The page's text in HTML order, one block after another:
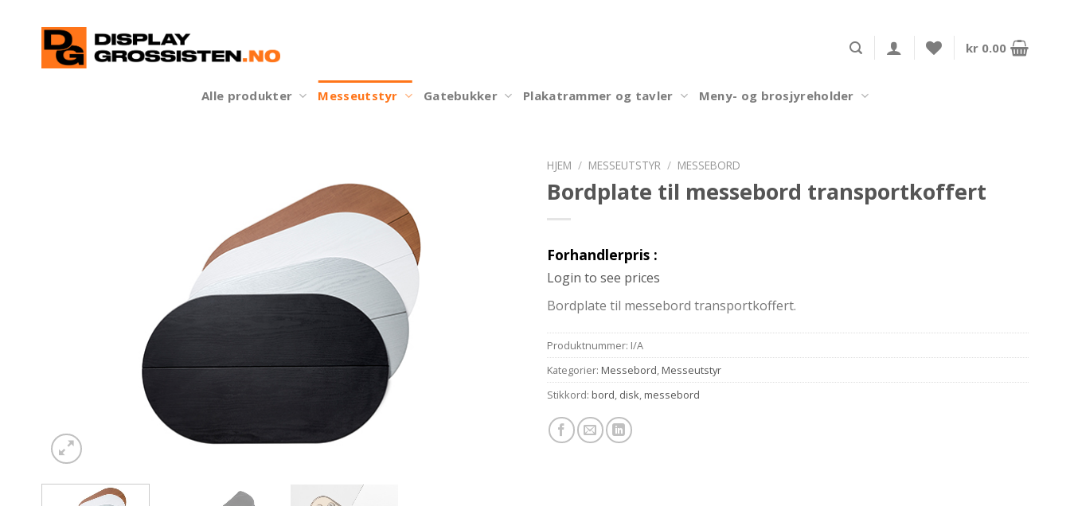
content
kr 0.00
Alle produkter Messeutstyr Gatebukker Plakatrammer og tavler Meny- og brosjyreholder
HJEM / MESSEUTSTYR / MESSEBORD
Bordplate til messebord transportkoffert
Forhandlerpris :
Login to see prices
Bordplate til messebord transportkoffert.
Produktnummer: I/A
Kategorier: Messebord, Messeutstyr
Stikkord: bord, disk, messebord